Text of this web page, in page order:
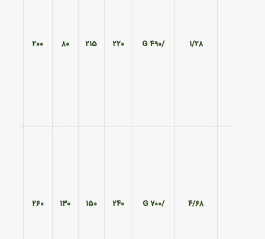
۱/۲۸ /490 G ۲۲۰ ۲۱۵ ۸۰ ۲۰۰
۴/۶۸ /700 G ۲۴۰ ۱۵۰ ۱۳۰ ۲۶۰